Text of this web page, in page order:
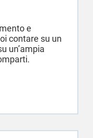
e
contare su un
un’ampia